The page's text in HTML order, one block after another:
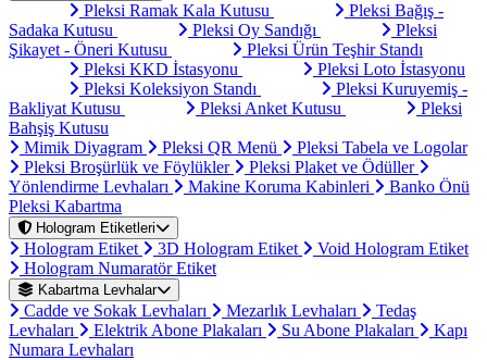
Pleksi Ramak Kala Kutusu
Pleksi Bağış -
Sadaka Kutusu
Pleksi Oy Sandığı
Pleksi
Şikayet - Öneri Kutusu
Pleksi Ürün Teşhir Standı
Pleksi KKD İstasyonu
Pleksi Loto İstasyonu
Pleksi Koleksiyon Standı
Pleksi Kuruyemiş -
Bakliyat Kutusu
Pleksi Anket Kutusu
Pleksi
Bahşiş Kutusu
Mimik Diyagram
Pleksi QR Menü
Pleksi Tabela ve Logolar
Pleksi Broşürlük ve Föylükler
Pleksi Plaket ve Ödüller
Yönlendirme Levhaları
Makine Koruma Kabinleri
Banko Önü
Pleksi Kabartma
Hologram Etiketleri
Hologram Etiket 3D Hologram Etiket
Void Hologram Etiket
Hologram Numaratör Etiket
Kabartma Levhalar
Cadde ve Sokak Levhaları Mezarlık Levhaları
Tedaş
Levhaları
Elektrik Abone Plakaları Su Abone Plakaları
Kapı
Numara Levhaları